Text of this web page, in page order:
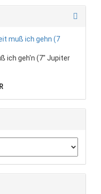
ich geh'n (7" Jupiter